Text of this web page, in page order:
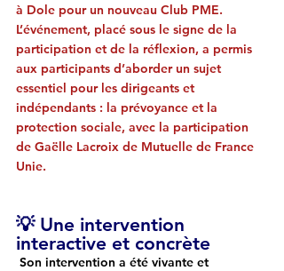
à Dole pour un nouveau Club PME.
L’événement, placé sous le signe de la
participation et de la réflexion, a permis
aux participants d’aborder un sujet
essentiel pour les dirigeants et
indépendants : la prévoyance et la
protection sociale, avec la participation
de Gaëlle Lacroix de Mutuelle de France
Unie.
💡 Une intervention
interactive et concrète
Son intervention a été vivante et